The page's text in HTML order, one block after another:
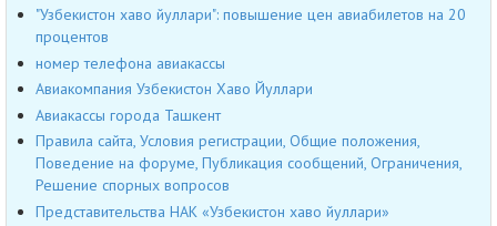
"Узбекистон хаво йуллари": повышение цен авиабилетов на 20
процентов
номер телефона авиакассы
Авиакомпания Узбекистон Хаво Йуллари
Авиакассы города Ташкент
Правила сайта, Условия регистрации, Общие положения,
Поведение на форуме, Публикация сообщений, Ограничения,
Решение спорных вопросов
Представительства НАК «Узбекистон хаво йуллари»